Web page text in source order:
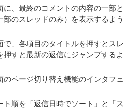
に、最終のコメントの内容の一部と
部のスレッドのみ）を表示するよう
で、各項目のタイトルを押すとスレ
押すと最新の返信にジャンプするよ
のページ切り替え機能のインタフェ
ト順を「返信日時でソート」と「ス